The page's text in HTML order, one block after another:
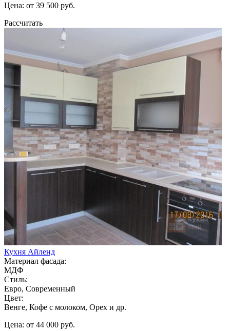
Цена: от 39 500 руб.
Рассчитать
Кухня Айленд
Материал фасада:
МДФ
Стиль:
Евро, Современный
Цвет:
Венге, Кофе с молоком, Орех и др.
Цена: от 44 000 руб.